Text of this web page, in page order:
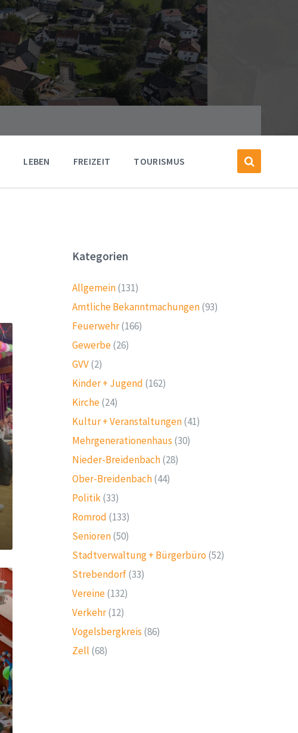
LEBEN FREIZEIT TOURISMUS
Kategorien
Allgemein(131)
Amtliche Bekanntmachungen(93)
Feuerwehr(166)
Gewerbe(26)
GVV(2)
Kinder + Jugend (162)
Kirche(24)
Kultur + Veranstaltungen(41)
Mehrgenerationenhaus (30)
Nieder-Breidenbach(28)
Ober-Breidenbach(44)
Politik(33)
Romrod (133)
Senioren(50)
Stadtverwaltung + Bürgerbüro (52)
Strebendorf(33)
Vereine(132)
Verkehr(12)
Vogelsbergkreis (86)
Zell (68)